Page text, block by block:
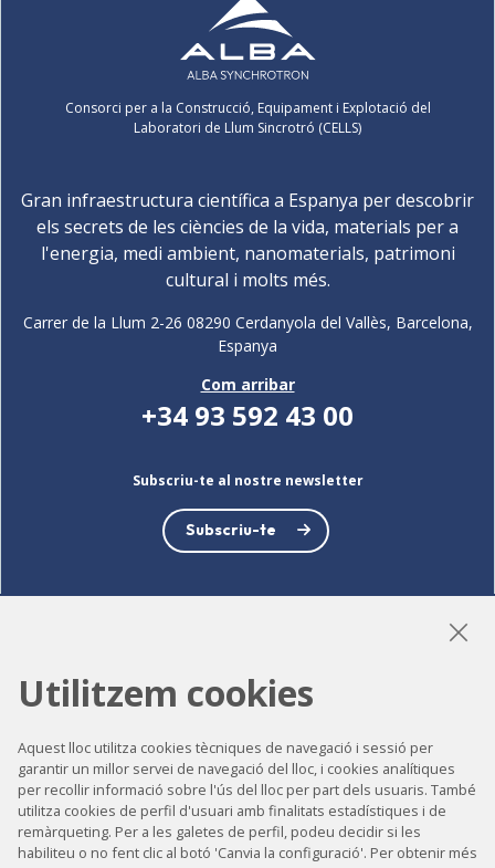
Consorci per a la Construcció, Equipament i Explotació del
Laboratori de Llum Sincrotró (CELLS)
Gran infraestructura científica a Espanya per descobrir
els secrets de les ciències de la vida, materials per a
l'energia, medi ambient, nanomaterials, patrimoni
cultural i molts més.
Carrer de la Llum 2-26 08290 Cerdanyola del Vallès, Barcelona,
Espanya
Com arribar
+34 93 592 43 00
Subscriu-te al nostre newsletter
Subscriu-te
Accessibilitat
Contacte
Avís legal
Utilitzem cookies
Aquest lloc utilitza cookies tècniques de navegació i sessió per
garantir un millor servei de navegació del lloc, i cookies analítiques
per recollir informació sobre l'ús del lloc per part dels usuaris. També
utilitza cookies de perfil d'usuari amb finalitats estadístiques i de
remàrqueting. Per a les galetes de perfil, podeu decidir si les
habiliteu o no fent clic al botó 'Canvia la configuració'. Per obtenir més